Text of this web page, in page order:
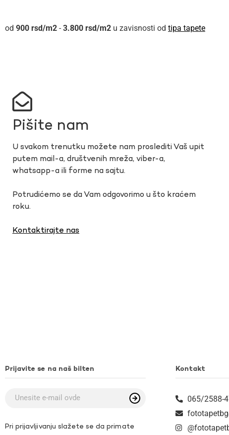
900 rsd - 3.800 rsd u zavisnosti od tipa tapete
Pišite nam
U svakom trenutku možete nam proslediti Vaš upit
putem mail-a, društvenih mreža, viber-a,
whatsapp-a ili forme na sajtu.
Potrudićemo se da Vam odgovorimo u što kraćem
roku.
Kontaktirajte nas
Prijavite se na naš bilten
Pri prijavljivanju slažete se da primate
Kontakt
065/2588-